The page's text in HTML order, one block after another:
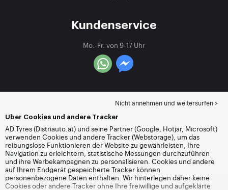
Kundenservice
Mo.-Fr. von 9-17 Uhr
Nicht annehmen und weitersurfen >
Über Cookies und andere Tracker
AD Tyres (Distriauto.at) und seine Partner (Google, Hotjar, Microsoft)
verwenden Cookies und andere Tracker (Webstorage), um das
reibungslose Funktionieren der Website zu gewährleisten, Ihre
Navigation zu erleichtern, statistische Messungen durchzuführen
und ihre Werbekampagnen zu personalisieren. Cookies und andere
auf Ihrem Endgerät gespeicherte Tracker können
personenbezogene Daten enthalten. Wir hinterlegen daher keine
Cookies oder andere Tracker ohne Ihre freiwillige und aufgeklärte